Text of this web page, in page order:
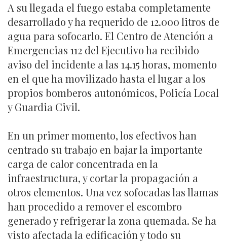
A su llegada el fuego estaba completamente
desarrollado y ha requerido de 12.000 litros de
agua para sofocarlo. El Centro de Atención a
Emergencias 112 del Ejecutivo ha recibido
aviso del incidente a las 14.15 horas, momento
en el que ha movilizado hasta el lugar a los
propios bomberos autonómicos, Policía Local
y Guardia Civil.
En un primer momento, los efectivos han
centrado su trabajo en bajar la importante
carga de calor concentrada en la
infraestructura, y cortar la propagación a
otros elementos. Una vez sofocadas las llamas
han procedido a remover el escombro
generado y refrigerar la zona quemada. Se ha
visto afectada la edificación y todo su